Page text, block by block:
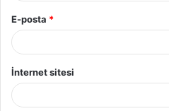
E-posta *
İnternet sitesi